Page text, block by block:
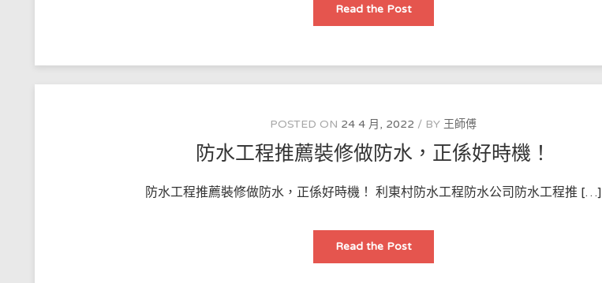
Read the Post天
防
裝
坑
POSTED ON 24 4 月, 2022 BY 王師傅
防水工程推薦裝修做防水，正係好時機！
防水工程推薦裝修做防水，正係好時機！ 利東村防水工程防水公司防水工程推 […]
Read the Post防
工